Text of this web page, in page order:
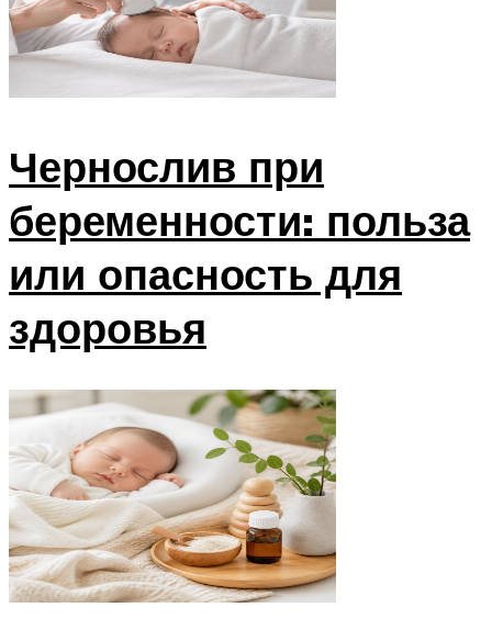
Чернослив при
беременности: польза
или опасность для
здоровья